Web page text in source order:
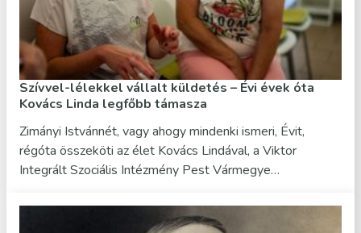
Szívvel-lélekkel vállalt küldetés – Évi évek óta
Kovács Linda legfőbb támasza
Zimányi Istvánnét, vagy ahogy mindenki ismeri, Évit,
régóta összeköti az élet Kovács Lindával, a Viktor
Integrált Szociális Intézmény Pest Vármegye…